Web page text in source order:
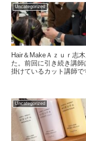
Uncategorized
Hair＆MakeＡｚｕｒ志
た。前回に引き続き講
掛けているカット講師で
Uncategorized